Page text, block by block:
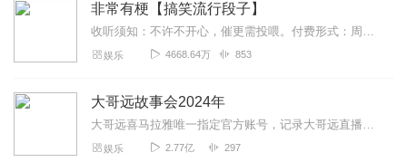
非常有梗【搞笑流行段子】
收听须知：不许不开心，催更需投喂。付费形式：周一付费更新，周四免费更新。不定期加更。会员免费听，或单期2.99元订购听（二选一即可）！本节目由喜马拉雅独家出品说...
娱乐 4668.64万 853
大哥远故事会2024年
大哥远喜马拉雅唯一指定官方账号，记录大哥远直播时讲述每段故事会，用最接地气的东北话带你身临其境走进每一段故事会，你笑了就行，不要纠结故事的真实性。故事消失的就是...
娱乐 2.77亿 297